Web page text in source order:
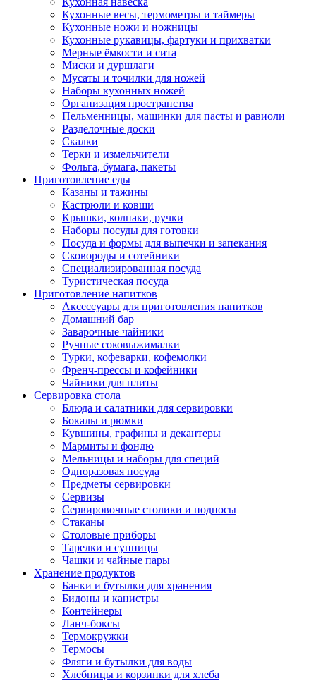
Кухонные весы, термометры и таймеры
Кухонные ножи и ножницы
Кухонные рукавицы, фартуки и прихватки
Мерные ёмкости и сита
Миски и дуршлаги
Мусаты и точилки для ножей
Наборы кухонных ножей
Организация пространства
Пельменницы, машинки для пасты и равиоли
Разделочные доски
Скалки
Терки и измельчители
Фольга, бумага, пакеты
Приготовление еды
Казаны и тажины
Кастрюли и ковши
Крышки, колпаки, ручки
Наборы посуды для готовки
Посуда и формы для выпечки и запекания
Сковороды и сотейники
Специализированная посуда
Туристическая посуда
Приготовление напитков
Аксессуары для приготовления напитков
Домашний бар
Заварочные чайники
Ручные соковыжималки
Турки, кофеварки, кофемолки
Френч-прессы и кофейники
Чайники для плиты
Сервировка стола
Блюда и салатники для сервировки
Бокалы и рюмки
Кувшины, графины и декантеры
Мармиты и фондю
Мельницы и наборы для специй
Одноразовая посуда
Предметы сервировки
Сервизы
Сервировочные столики и подносы
Стаканы
Столовые приборы
Тарелки и супницы
Чашки и чайные пары
Хранение продуктов
Банки и бутылки для хранения
Бидоны и канистры
Контейнеры
Ланч-боксы
Термокружки
Термосы
Фляги и бутылки для воды
Хлебницы и корзинки для хлеба